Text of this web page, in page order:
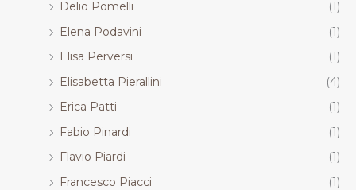
Delio Pomelli
(1)
Elena Podavini
(1)
Elisa Perversi
(1)
Elisabetta Pierallini
(4)
Erica Patti
(1)
Fabio Pinardi
(1)
Flavio Piardi
(1)
Francesco Piacci
(1)